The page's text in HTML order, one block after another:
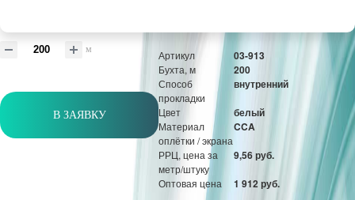
м
В ЗАЯВКУ
Артикул 03-913
Бухта, м 200
Способ
прокладки
внутренний
Цвет белый
Материал
оплётки / экрана
CCA
РРЦ, цена за
метр/штуку
9,56 руб.
Оптовая цена 1 912 руб.